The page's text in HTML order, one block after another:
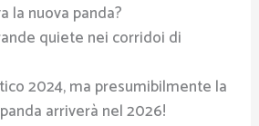
la nuova panda?
quiete nei corridoi di
2024, ma presumibilmente la
arriverà nel 2026!